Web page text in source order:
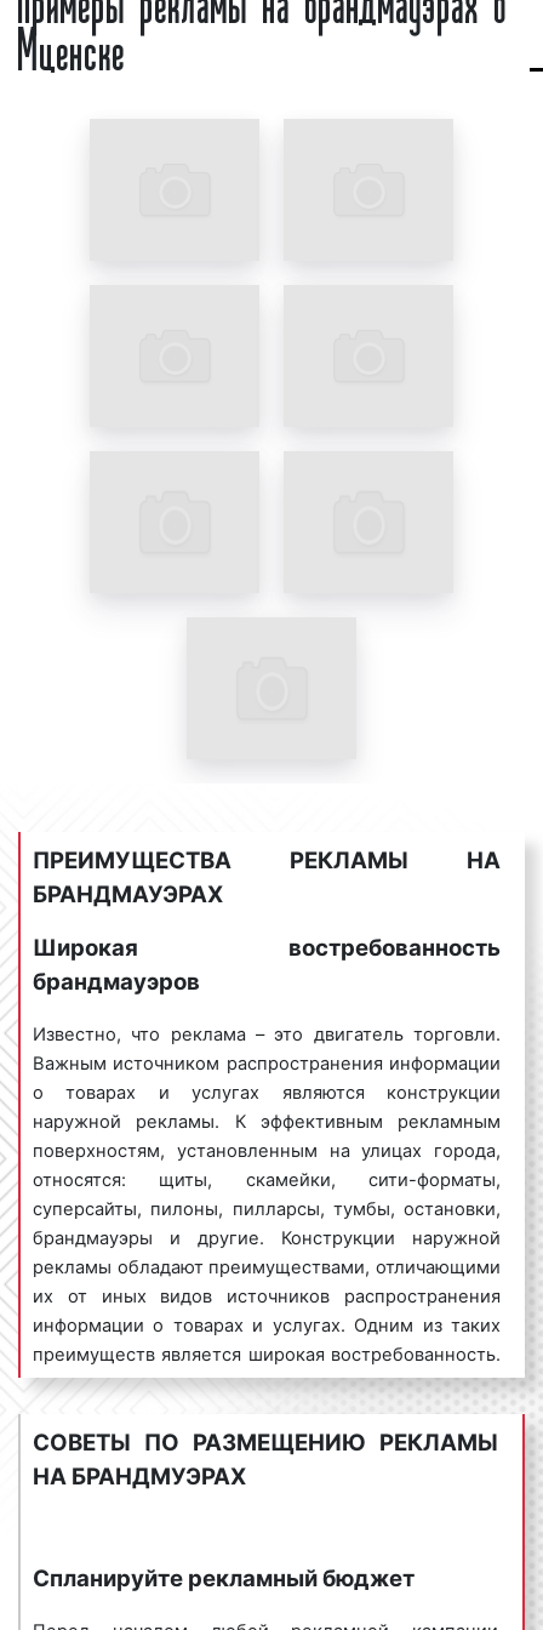
основных шоссе, на перекрестках, вблизи торговых
и развлекательных центров, бизнес-центров,
государственных учреждений, учреждений
Пример рекламы на брандмауэрах. Фото 3
Пример рекламы на брандмауэрах. Фото 4
Пример рекламы на брандмауэрах. Фото 5
Виды брандмауэров в Мценске
(настенных панно) в Мценске. Однако в
зависимости от своего вида все брандмауэры
могут быть объединены в следующие группы:
прямоугольные;
Мценске
ПРЕИМУЩЕСТВА РЕКЛАМЫ НА
БРАНДМАУЭРАХ
Широкая востребованность
брандмауэров
Известно, что реклама – это двигатель торговли.
Важным источником распространения информации
о товарах и услугах являются конструкции
наружной рекламы. К эффективным рекламным
поверхностям, установленным на улицах города,
относятся: щиты, скамейки, сити-форматы,
суперсайты, пилоны, пилларсы, тумбы, остановки,
брандмауэры и другие. Конструкции наружной
рекламы обладают преимуществами, отличающими
их от иных видов источников распространения
информации о товарах и услугах. Одним из таких
преимуществ является широкая востребованность.
Наиболее востребованными рекламными
конструкциями являются брандмауэры.
С момента своего появления брандмауэры быстро
завоевали рекламный рынок и в настоящее время
востребованность среди рекламодателей
СОВЕТЫ ПО РАЗМЕЩЕНИЮ РЕКЛАМЫ
НА БРАНДМУЭРАХ
Спланируйте рекламный бюджет